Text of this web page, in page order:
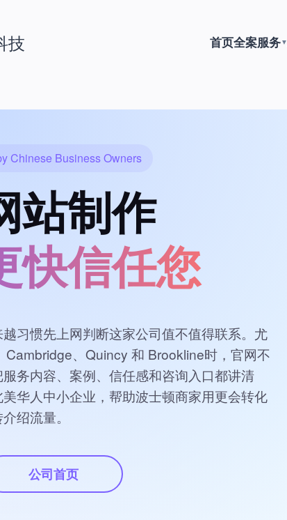
技 首页全案服务▼
Chinese Business Owners
站制作
快信任您
习惯先上网判断这家公司值不值得联系。尤
、Quincy 和 Brookline时，官网不
务内容、案例、信任感和咨询入口都讲清
华人中小企业，帮助波士顿商家用更会转化
绍流量。
公司首页